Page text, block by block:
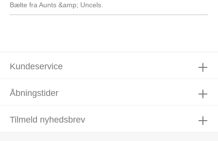
Bælte fra Aunts &amp; Uncels.
Tilmeld nyhedsbrev
Åbningstider
Kundeservice